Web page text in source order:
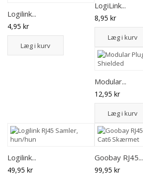
Logilink...
4,95 kr
Læg i kurv
LogiLink...
8,95 kr
Læg i kurv
Modular...
12,95 kr
Læg i kurv
Logilink...
49,95 kr
Goobay RJ45...
99,95 kr